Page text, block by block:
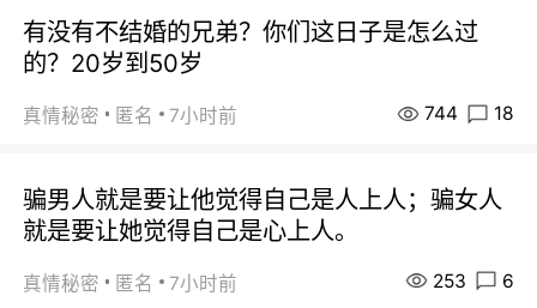
有没有不结婚的兄弟？你们这日子是怎么过
的？20岁到50岁
真情秘密 匿名 7小时前 744 18
骗男人就是要让他觉得自己是人上人；骗女人
就是要让她觉得自己是心上人。
真情秘密 匿名 7小时前 253 6